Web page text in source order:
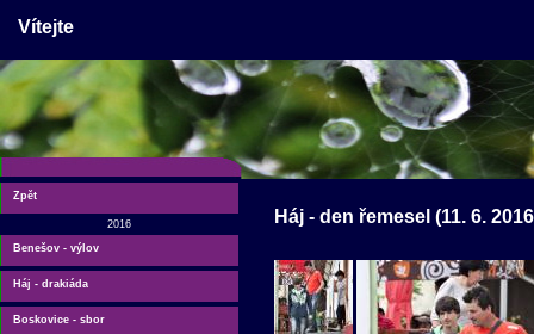
Vítejte
Zpět
2016
Benešov - výlov
Háj - drakiáda
Boskovice - sbor
Háj - den řemesel (11. 6.